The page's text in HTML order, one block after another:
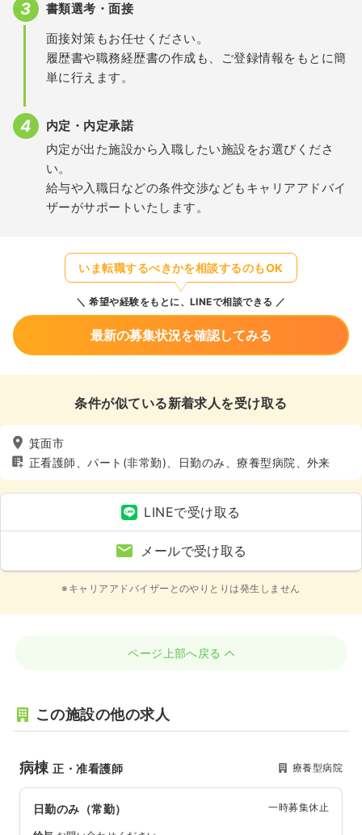
書類選考・面接
面接対策もお任せください。
履歴書や職務経歴書の作成も、ご登録情報をもとに簡
単に行えます。
内定・内定承諾
内定が出た施設から入職したい施設をお選びくださ
い。
給与や入職日などの条件交渉などもキャリアアドバイ
ザーがサポートいたします。
いま転職するべきかを相談するのもOK
希望や経験をもとに、LINEで相談できる
最新の募集状況を確認してみる
条件が似ている新着求人を受け取る
箕面市
正看護師、パート(非常勤)、日勤のみ、療養型病院、外来
LINEで受け取る
メールで受け取る
※キャリアアドバイザーとのやりとりは発生しません
ページ上部へ戻る
この施設の他の求人
病棟正・准看護師 療養型病院
日勤のみ（常勤） 一時募集休止